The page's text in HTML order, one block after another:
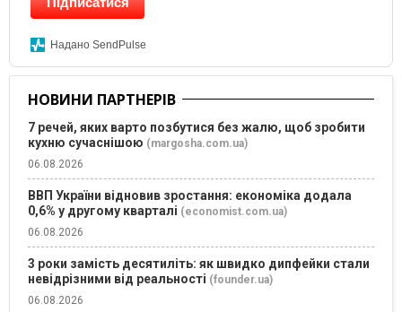
Надано SendPulse
НОВИНИ ПАРТНЕРІВ
7 речей, яких варто позбутися без жалю, щоб зробити
кухню сучаснішою (margosha.com.ua)
06.08.2026
ВВП України відновив зростання: економіка додала
0,6% у другому кварталі (economist.com.ua)
06.08.2026
3 роки замість десятиліть: як швидко дипфейки стали
невідрізними від реальності (founder.ua)
06.08.2026